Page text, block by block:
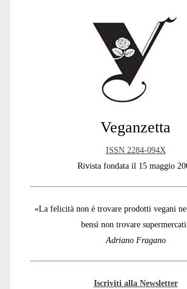
Veganzetta
ISSN 2284-094X
Rivista fondata il 15 maggio
«La felicità non è trovare prodotti vegani
bensì non trovare
Adriano Fragano
Iscriviti alla Newsletter